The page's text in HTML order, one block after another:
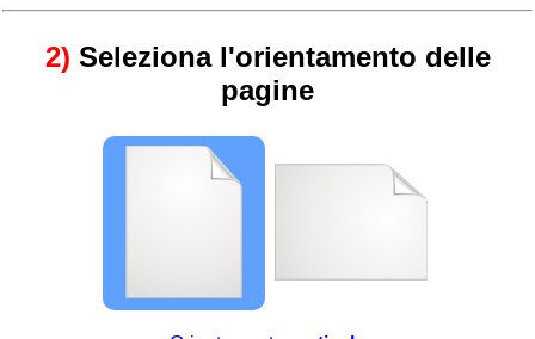
2) Seleziona l'orientamento delle
pagine